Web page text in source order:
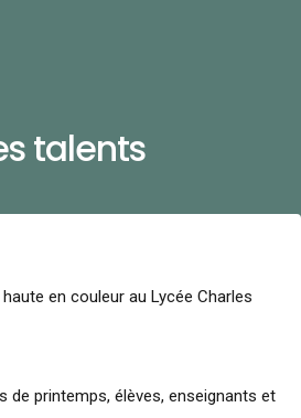
talents
en couleur au Lycée Charles
de printemps, élèves, enseignants et